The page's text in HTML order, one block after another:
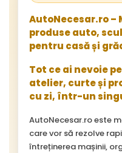
AutoNecesar.ro –
produse auto,
pentru casă și
Tot ce ai nevoie
atelier, curte și
cu zi, într-un
AutoNecesar.ro este
care vor să rezolve
întreținerea mașinii,